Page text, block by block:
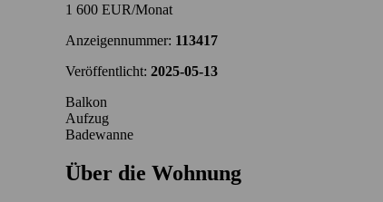
1 600 EUR/Monat
Anzeigennummer: 113417
Veröffentlicht: 2025-05-13
Balkon
Aufzug
Badewanne
Über die Wohnung